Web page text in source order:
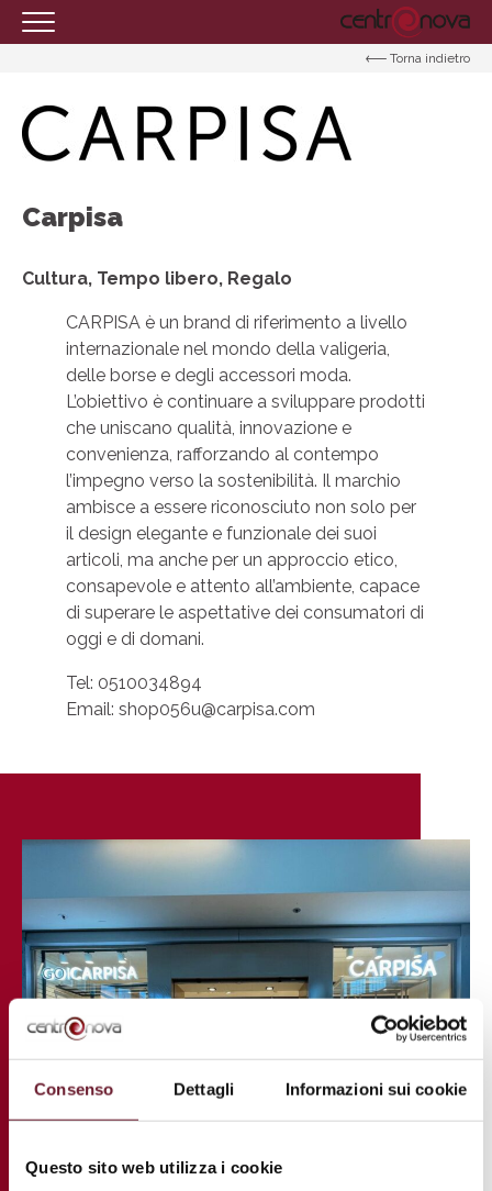
Consenso Dettagli Informazioni sui cookie
Questo sito web utilizza i cookie
IL CENTRO
ORARI
PROMOZIONI
NEGOZI
EVENTI
IL TUO BUSINESS AL CENTRO
CONTATTI
Torna indietro
Carpisa
Cultura, Tempo libero, Regalo
CARPISA è un brand di riferimento a livello
internazionale nel mondo della valigeria,
delle borse e degli accessori moda.
L’obiettivo è continuare a sviluppare prodotti
che uniscano qualità, innovazione e
convenienza, rafforzando al contempo
l’impegno verso la sostenibilità. Il marchio
ambisce a essere riconosciuto non solo per
il design elegante e funzionale dei suoi
articoli, ma anche per un approccio etico,
consapevole e attento all’ambiente, capace
di superare le aspettative dei consumatori di
oggi e di domani.
Tel: 0510034894
Email: shop056u@carpisa.com